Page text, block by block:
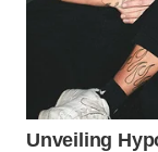
WN